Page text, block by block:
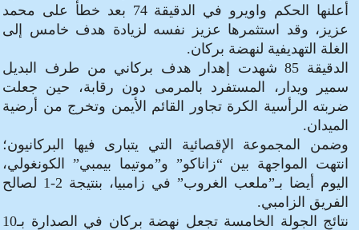
أعلنها الحكم واويرو في الدقيقة 74 بعد خطأ على محمد
عزيز، وقد استثمرها عزيز نفسه لزيادة هدف خامس إلى
الغلة التهديفية لنهضة بركان.
الدقيقة 85 شهدت إهدار هدف بركاني من طرف البديل
سمير ويدار، المستفرد بالمرمى دون رقابة، حين جعلت
ضربته الرأسية الكرة تجاور القائم الأيمن وتخرج من أرضية
الميدان.
وضمن المجموعة الإقصائية التي يتبارى فيها البركانيون؛
انتهت المواجهة بين “زاناكو” و”موتيما بيمبي” الكونغولي،
اليوم أيضا بـ”ملعب الغروب” في زامبيا، بنتيجة 2-1 لصالح
الفريق الزامبي.
نتائج الجولة الخامسة تجعل نهضة بركان في الصدارة بـ10